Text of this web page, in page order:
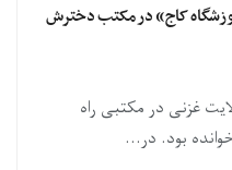
کاج» در مکتب دخترش
غزنی در مکتبی راه
بود. در...